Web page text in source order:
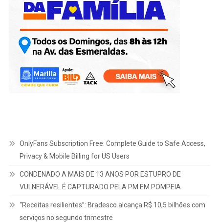
OnlyFans Subscription Free: Complete Guide to Safe Access,
Privacy & Mobile Billing for US Users
CONDENADO A MAIS DE 13 ANOS POR ESTUPRO DE
VULNERÁVEL É CAPTURADO PELA PM EM POMPEIA
“Receitas resilientes”: Bradesco alcança R$ 10,5 bilhões com
serviços no segundo trimestre